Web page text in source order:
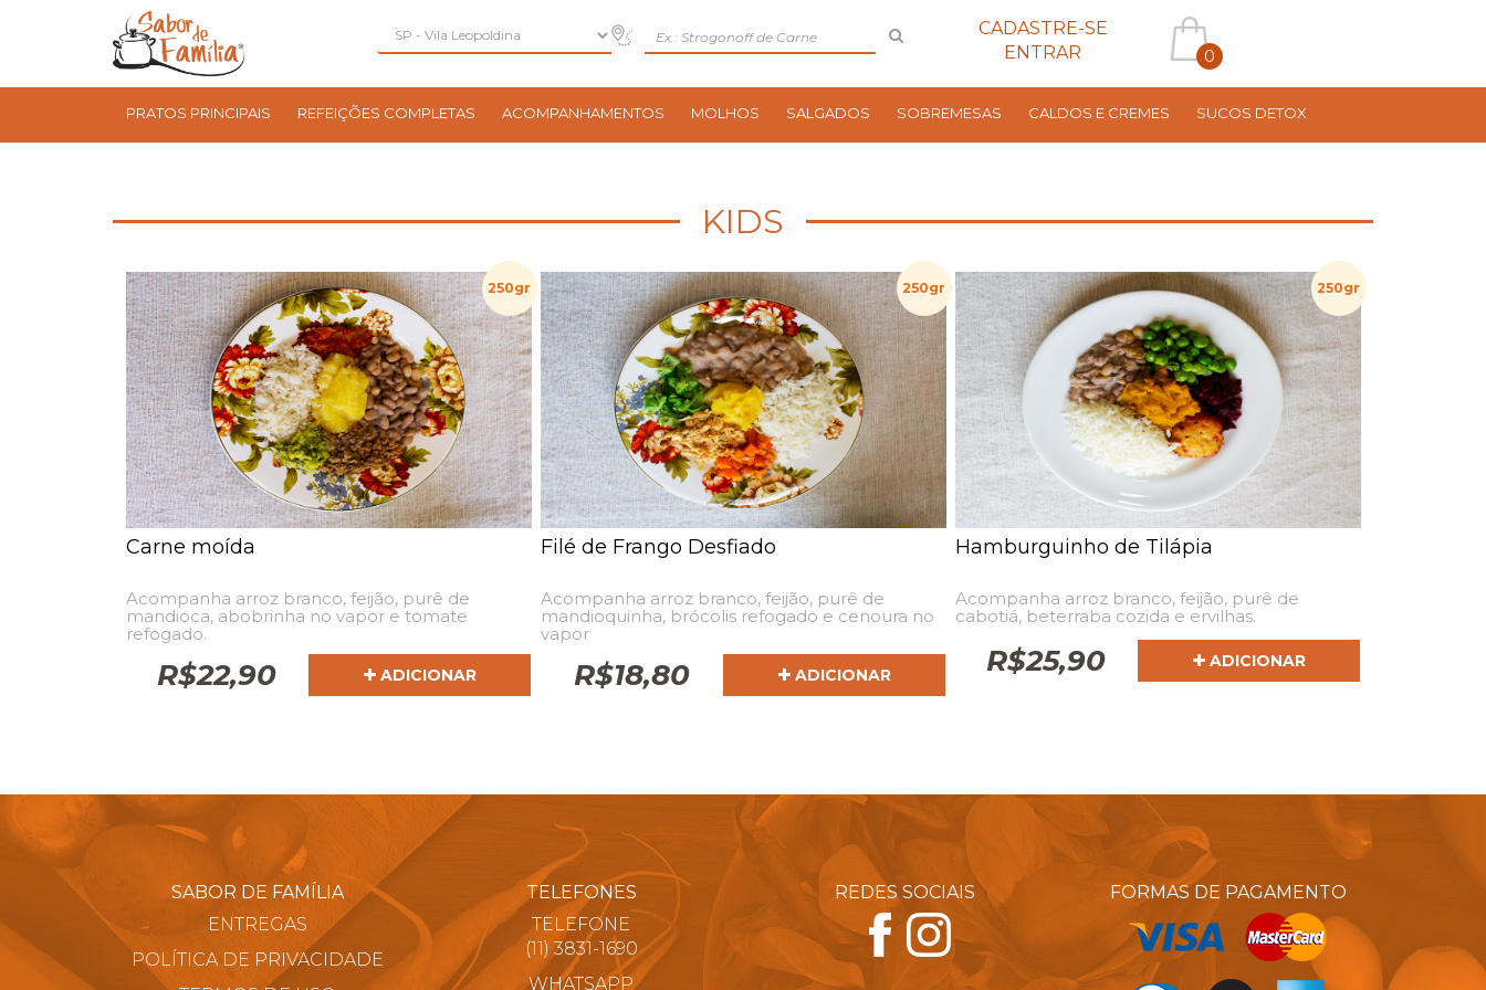
CADASTRE-SE
ENTRAR
0
PRATOS PRINCIPAIS REFEIÇÕES COMPLETAS ACOMPANHAMENTOS MOLHOS SALGADOS SOBREMESAS CALDOS E CREMES SUCOS DETOX
KIDS
250gr
Carne moída
Acompanha arroz branco, feijão, purê de
mandioca, abobrinha no vapor e tomate
refogado.
R$22,90 ADICIONAR
250gr
Filé de Frango Desfiado
Acompanha arroz branco, feijão, purê de
mandioquinha, brócolis refogado e cenoura no
vapor
R$18,80 ADICIONAR
250gr
Hamburguinho de Tilápia
Acompanha arroz branco, feijão, purê de
cabotiá, beterraba cozida e ervilhas.
R$25,90 ADICIONAR
SABOR DE FAMÍLIA
ENTREGAS
POLÍTICA DE PRIVACIDADE
TELEFONES
TELEFONE
(11) 3831-1690
WHATSAPP
REDES SOCIAIS FORMAS DE PAGAMENTO